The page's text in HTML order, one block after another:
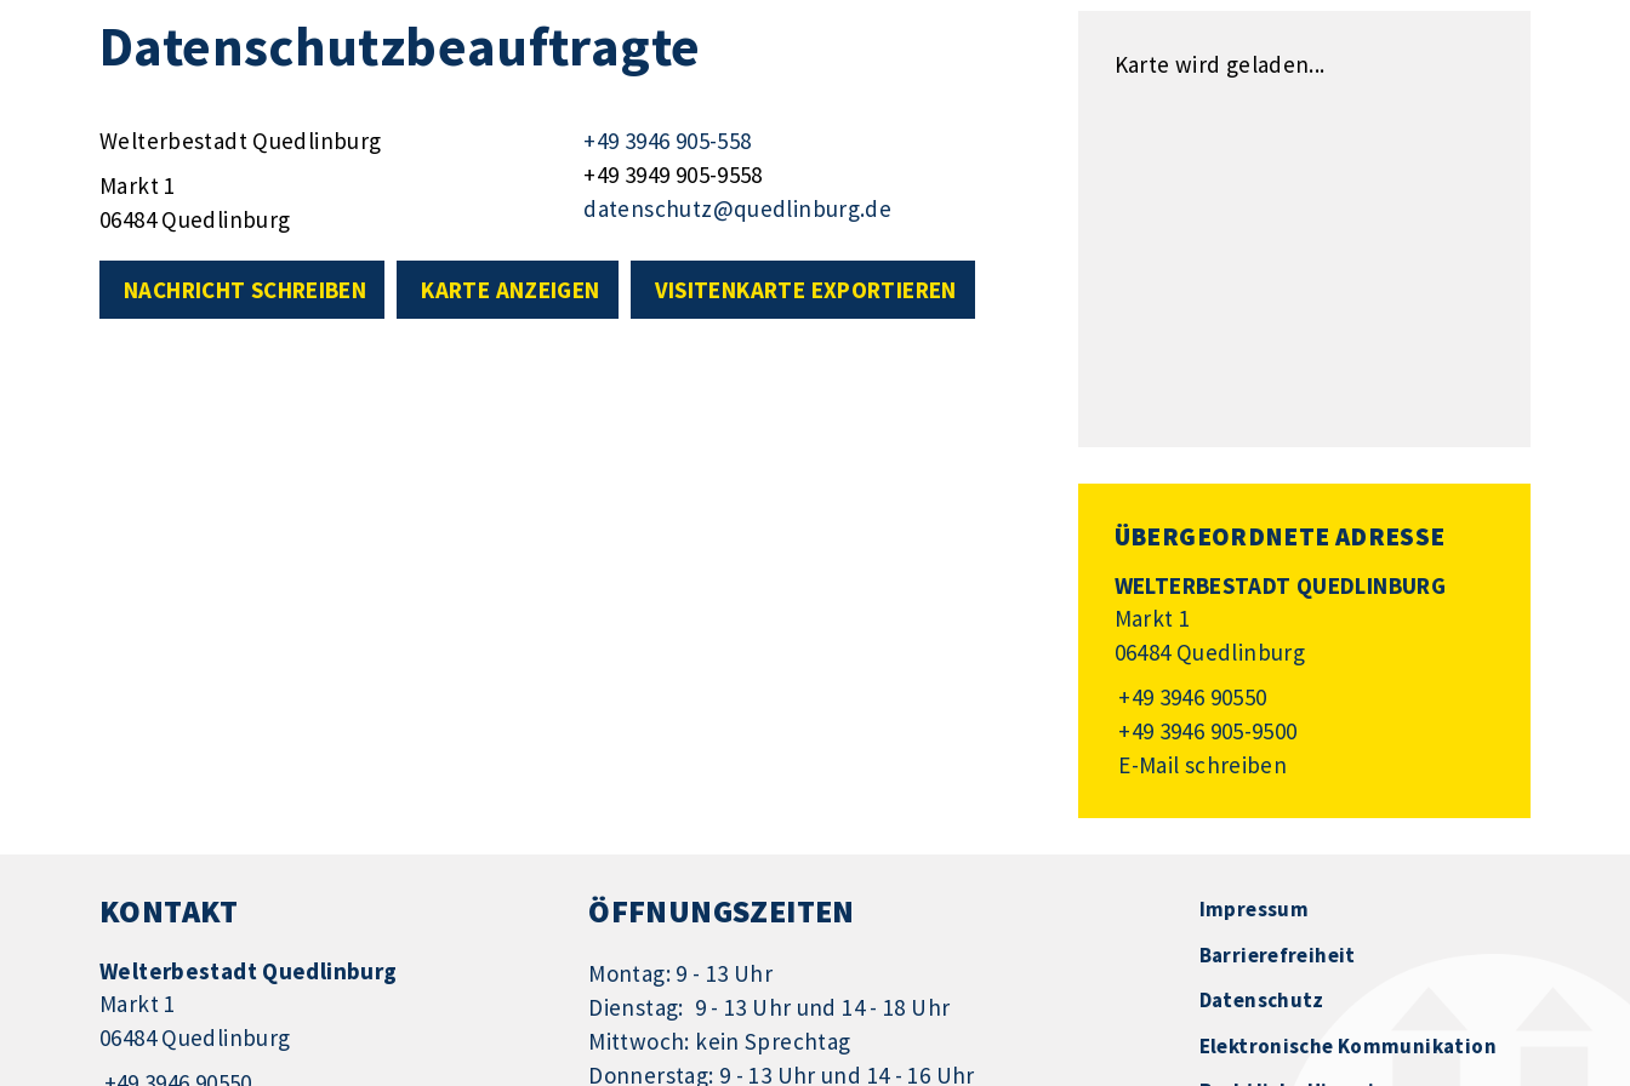
Datenschutzbeauftragte
Welterbestadt Quedlinburg
Markt 1
06484 Quedlinburg
+49 3946 905-558
+49 3949 905-9558
datenschutz@quedlinburg.de
NACHRICHT SCHREIBEN KARTE ANZEIGEN VISITENKARTE EXPORTIEREN
Karte wird geladen...
ÜBERGEORDNETE ADRESSE
WELTERBESTADT QUEDLINBURG
Markt 1
06484 Quedlinburg
+49 3946 90550
+49 3946 905-9500
E-Mail schreiben
KONTAKT
Welterbestadt Quedlinburg
Markt 1
06484 Quedlinburg
ÖFFNUNGSZEITEN
Montag: 9 - 13 Uhr
Dienstag: 9 - 13 Uhr und 14 - 18 Uhr
Mittwoch: kein Sprechtag
Donnerstag: 9 - 13 Uhr und 14 - 16 Uhr
Impressum
Barrierefreiheit
Datenschutz
Elektronische Kommunikation